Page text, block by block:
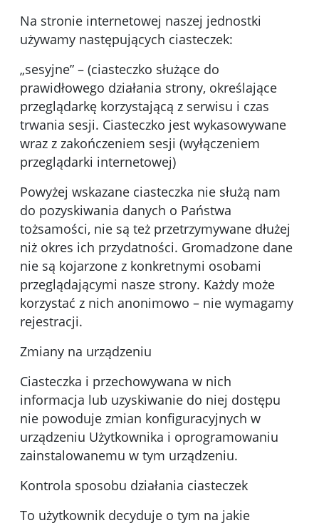
Na stronie internetowej naszej jednostki
używamy następujących ciasteczek:
„sesyjne” – (ciasteczko służące do
prawidłowego działania strony, określające
przeglądarkę korzystającą z serwisu i czas
trwania sesji. Ciasteczko jest wykasowywane
wraz z zakończeniem sesji (wyłączeniem
przeglądarki internetowej)
Powyżej wskazane ciasteczka nie służą nam
do pozyskiwania danych o Państwa
tożsamości, nie są też przetrzymywane dłużej
niż okres ich przydatności. Gromadzone dane
nie są kojarzone z konkretnymi osobami
przeglądającymi nasze strony. Każdy może
korzystać z nich anonimowo – nie wymagamy
rejestracji.
Zmiany na urządzeniu
Ciasteczka i przechowywana w nich
informacja lub uzyskiwanie do niej dostępu
nie powoduje zmian konfiguracyjnych w
urządzeniu Użytkownika i oprogramowaniu
zainstalowanemu w tym urządzeniu.
Kontrola sposobu działania ciasteczek
To użytkownik decyduje o tym na jakie